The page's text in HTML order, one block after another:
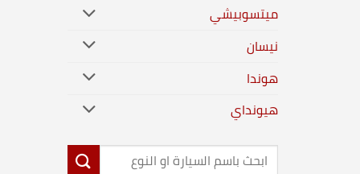
ميتسوبيشي
نيسان
هوندا
هيونداي